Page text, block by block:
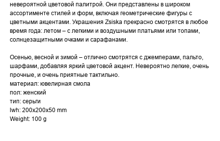
невероятной цветовой палитрой. Они представлены в широком
ассортименте стилей и форм, включая геометрические фигуры с
цветными акцентами. Украшения Zsiska прекрасно смотрятся в любое
время года: летом – с легкими и воздушными платьями или топами,
солнцезащитными очками и сарафанами.
Осенью, весной и зимой – отлично смотрятся с джемперами, пальто,
шарфами, добавляя яркий цветовой акцент. Невероятно легкие, очень
прочные, и очень приятные тактильно.
материал: ювелирная смола
пол: женский
тип: серьги
lwh: 200x200x50 mm
Weight: 100 g